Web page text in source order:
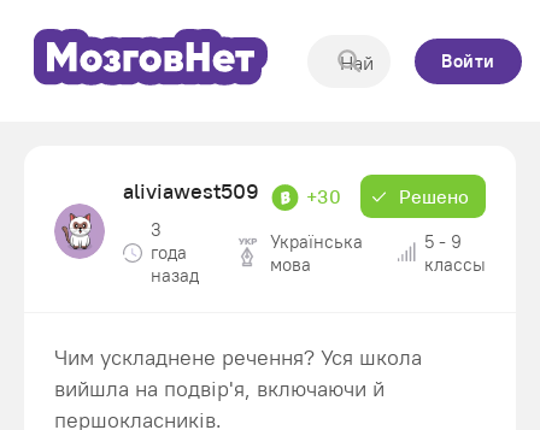
Войти
aliviawest509 +30 Решено
3
года
назад
Українська
мова
5 - 9
классы
Чим ускладнене речення? Уся школа
вийшла на подвір'я, включаючи й
першокласників.